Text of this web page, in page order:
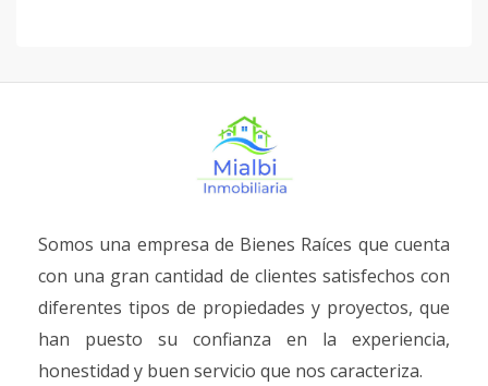
Somos una empresa de Bienes Raíces que cuenta
con una gran cantidad de clientes satisfechos con
diferentes tipos de propiedades y proyectos, que
han puesto su confianza en la experiencia,
honestidad y buen servicio que nos caracteriza.